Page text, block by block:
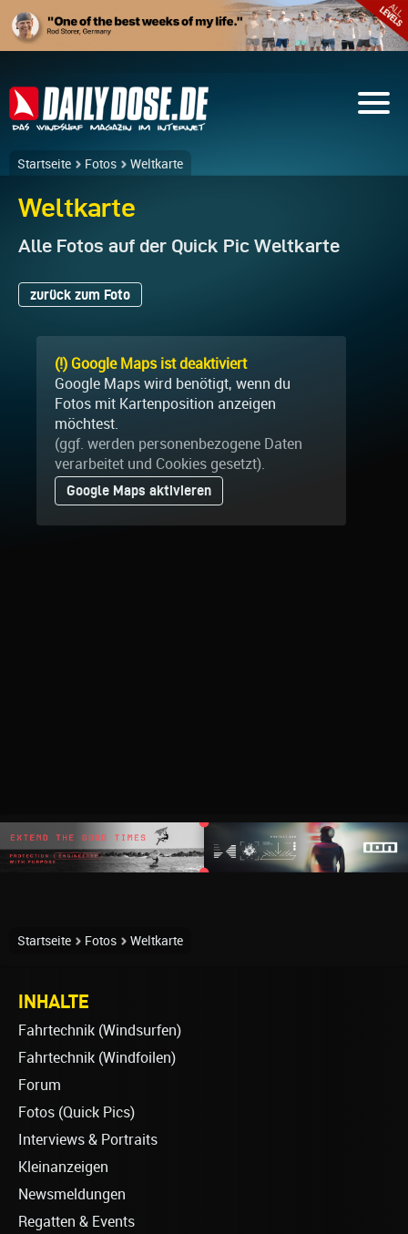
Startseite Fotos Weltkarte
Weltkarte
Alle Fotos auf der Quick Pic Weltkarte
zurück zum Foto
(!) Google Maps ist deaktiviert
Google Maps wird benötigt, wenn du
Fotos mit Kartenposition anzeigen
möchtest.
(ggf. werden personen­bezogene Daten
verarbeitet und Cookies gesetzt).
Google Maps aktivieren
Startseite Fotos Weltkarte
INHALTE
Fahrtechnik (Windsurfen)
Fahrtechnik (Windfoilen)
Forum
Fotos (Quick Pics)
Interviews & Portraits
Kleinanzeigen
Newsmeldungen
Regatten & Events